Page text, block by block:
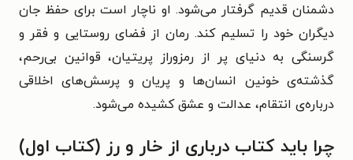
دشمنان قدیم گرفتار می‌شود. او ناچار است برای حفظ جان
دیگران خود را تسلیم کند. رمان از فضای روستایی و فقر و
گرسنگی به دنیای پر از رمزوراز پریتیان، قوانین بی‌رحم،
گذشته‌ی خونین انسان‌ها و پریان و پرسش‌های اخلاقی
درباره‌ی انتقام، عدالت و عشق کشیده می‌شود.
چرا باید کتاب درباری از خار و رز (کتاب اول)